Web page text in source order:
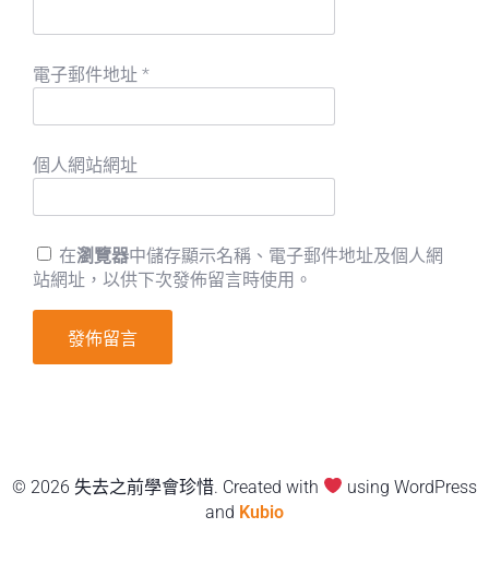
電子郵件地址 *
個人網站網址
在瀏覽器中儲存顯示名稱、電子郵件地址及個人網
站網址，以供下次發佈留言時使用。
© 2026 失去之前學會珍惜. Created with
using WordPress
and Kubio